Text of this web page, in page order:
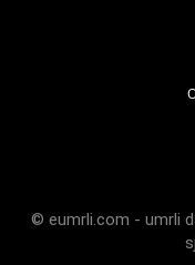
© eumrli.com - umrli